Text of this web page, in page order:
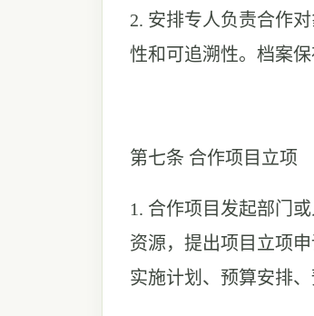
2. 安排专人负责合作
性和可追溯性。档案
第七条 合作项目立项
1. 合作项目发起部门
资源，提出项目立项
实施计划、预算安排、